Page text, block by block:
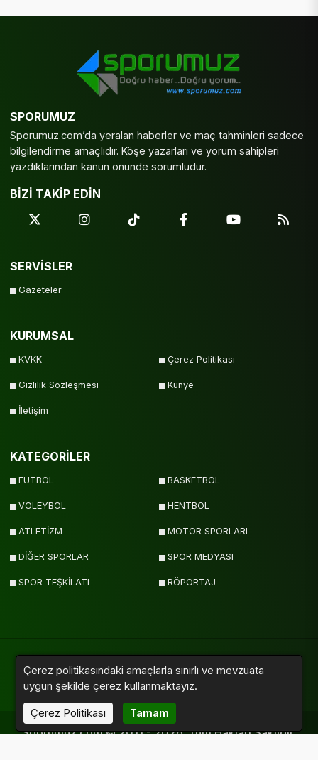
SPORUMUZ
Sporumuz.com’da yeralan haberler ve maç tahminleri sadece
bilgilendirme amaçlıdır. Köşe yazarları ve yorum sahipleri
yazdıklarından kanun önünde sorumludur.
BİZİ TAKİP EDİN
SERVİSLER
Gazeteler
KURUMSAL
KVKK Çerez Politikası
Gizlilik Sözleşmesi Künye
İletişim
KATEGORİLER
FUTBOL BASKETBOL
VOLEYBOL HENTBOL
ATLETİZM MOTOR SPORLARI
DİĞER SPORLAR SPOR MEDYASI
SPOR TEŞKİLATI RÖPORTAJ
Yazarlar VideolarGalerilerAnketler
Sporumuz.com © 2011 - 2026. Tüm Hakları Saklıdır.
Çerez politikasındaki amaçlarla sınırlı ve mevzuata
uygun şekilde çerez kullanmaktayız.
Çerez Politikası
Tamam